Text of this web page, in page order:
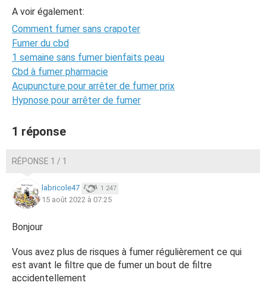
A voir également:
Comment fumer sans crapoter
Fumer du cbd
1 semaine sans fumer bienfaits peau
Cbd à fumer pharmacie
Acupuncture pour arrêter de fumer prix
Hypnose pour arrêter de fumer
1 réponse
RÉPONSE 1 / 1
labricole47 1 247
15 août 2022 à 07:25
Bonjour
Vous avez plus de risques à fumer régulièrement ce qui
est avant le filtre que de fumer un bout de filtre
accidentellement